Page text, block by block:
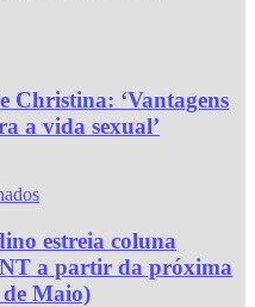
Christina: ‘Vantagens
a vida sexual’
estreia coluna
a partir da próxima
Maio)